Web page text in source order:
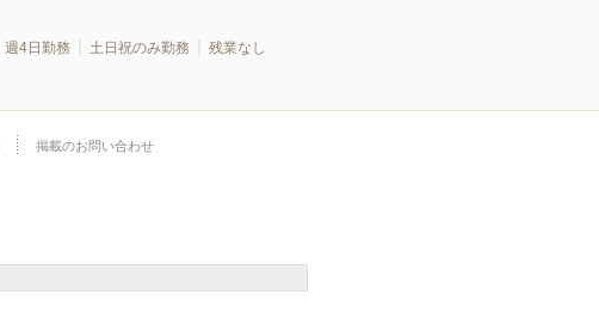
週4日勤務 土日祝のみ勤務
残業なし
掲載のお問い合わせ